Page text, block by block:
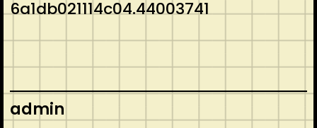
6a1db021114c04.44003741
admin